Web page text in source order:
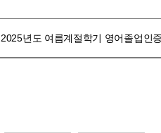
2025년도 여름계절학기 영어졸업인